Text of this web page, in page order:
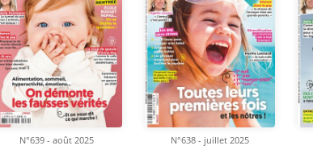
N°639 - août 2025 N°638 - juillet 2025